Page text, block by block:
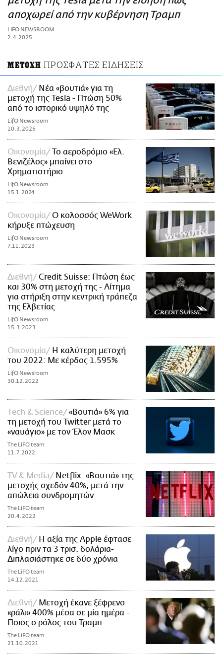
ΑΜΠΑ
PRINT
αποχωρεί από την κυβέρνηση Τραμπ
LIFO NEWSROOM
2.4.2025
ΜΕΤΟΧΗ ΠΡΟΣΦΑΤΕΣ ΕΙΔΗΣΕΙΣ
Διεθνή
Νέα «βουτιά» για τη
μετοχή της Tesla - Πτώση 50%
από το ιστορικό υψηλό της
LifO Newsroom
10.3.2025
Οικονομία
Το αεροδρόμιο «Ελ.
Βενιζέλος» μπαίνει στο
Χρηματιστήριο
LifO Newsroom
15.1.2024
Οικονομία
Ο κολοσσός WeWork
κήρυξε πτώχευση
LifO Newsroom
7.11.2023
Διεθνή
Credit Suisse: Πτώση έως
και 30% στη μετοχή της - Αίτημα
για στήριξη στην κεντρική τράπεζα
της Ελβετίας
LifO Newsroom
15.3.2023
Οικονομία
Η καλύτερη μετοχή
του 2022: Με κέρδος 1.595%
LifO Newsroom
30.12.2022
Τech & Science
«Βουτιά» 6% για
τη μετοχή του Twitter μετά το
«ναυάγιο» με τον Έλον Μασκ
The LiFO team
11.7.2022
TV & Media
Netflix: «Βουτιά» της
μετοχής σχεδόν 40%, μετά την
απώλεια συνδρομητών
The LiFO team
20.4.2022
Διεθνή
Η αξία της Apple έφτασε
λίγο πριν τα 3 τρισ. δολάρια-
Διπλασιάστηκε σε δύο χρόνια
The LiFO team
14.12.2021
Διεθνή
Μετοχή έκανε ξέφρενο
«ράλι» 400% μέσα σε μία ημέρα -
Ποιος ο ρόλος του Τραμπ
The LiFO team
21.10.2021